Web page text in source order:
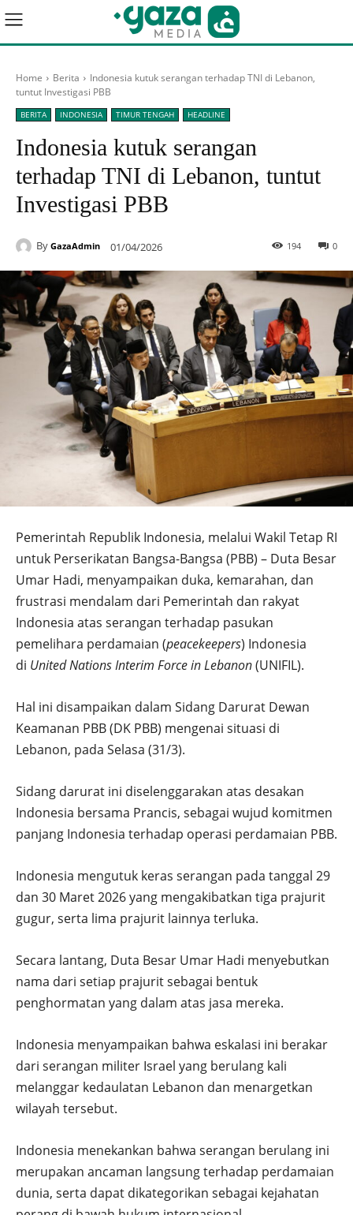
Home Berita
Indonesia kutuk serangan terhadap TNI di Lebanon,
tuntut Investigasi PBB
BERITA INDONESIA TIMUR TENGAH HEADLINE
Indonesia kutuk serangan
terhadap TNI di Lebanon, tuntut
Investigasi PBB
By GazaAdmin 01/04/2026 0
194
Pemerintah Republik Indonesia, melalui Wakil Tetap RI
untuk Perserikatan Bangsa-Bangsa (PBB) – Duta Besar
Umar Hadi, menyampaikan duka, kemarahan, dan
frustrasi mendalam dari Pemerintah dan rakyat
Indonesia atas serangan terhadap pasukan
pemelihara perdamaian (peacekeepers) Indonesia
di United Nations Interim Force in Lebanon(UNIFIL).
Hal ini disampaikan dalam Sidang Darurat Dewan
Keamanan PBB (DK PBB) mengenai situasi di
Lebanon, pada Selasa (31/3).
Sidang darurat ini diselenggarakan atas desakan
Indonesia bersama Prancis, sebagai wujud komitmen
panjang Indonesia terhadap operasi perdamaian PBB.
Indonesia mengutuk keras serangan pada tanggal 29
dan 30 Maret 2026 yang mengakibatkan tiga prajurit
gugur, serta lima prajurit lainnya terluka.
Secara lantang, Duta Besar Umar Hadi menyebutkan
nama dari setiap prajurit sebagai bentuk
penghormatan yang dalam atas jasa mereka.
Indonesia menyampaikan bahwa eskalasi ini berakar
dari serangan militer Israel yang berulang kali
melanggar kedaulatan Lebanon dan menargetkan
wilayah tersebut.
Indonesia menekankan bahwa serangan berulang ini
merupakan ancaman langsung terhadap perdamaian
dunia, serta dapat dikategorikan sebagai kejahatan